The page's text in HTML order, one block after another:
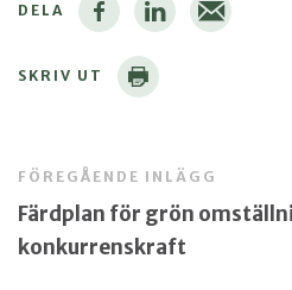
DELA
SKRIV UT
FÖREGÅENDE INLÄGG
Färdplan för grön
konkurrenskraft